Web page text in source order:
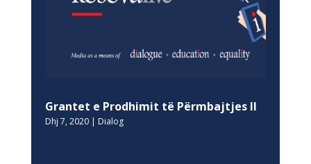
Grantet e Prodhimit të Përmbajtjes II
Dhj 7, 2020| Dialog